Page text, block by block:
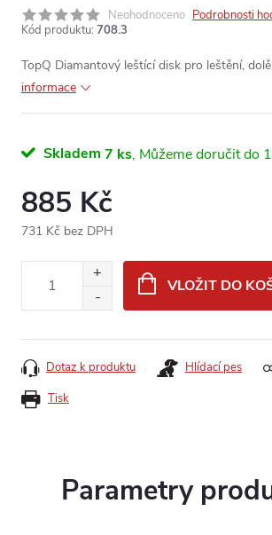
Neohodnoceno Podrobnosti
Kód produktu: 708.3
TopQ Diamantový leštící disk pro leštění,
informace
Skladem 7 ks
885 Kč
731 Kč bez DPH
VLOŽIT DO
Tisk
Dotaz k produktu Hlídací pes
Parametry